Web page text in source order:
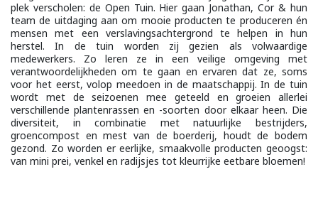
plek verscholen: de Open Tuin. Hier gaan Jonathan, Cor & hun
team de uitdaging aan om mooie producten te produceren én
mensen met een verslavingsachtergrond te helpen in hun
herstel. In de tuin worden zij gezien als volwaardige
medewerkers. Zo leren ze in een veilige omgeving met
verantwoordelijkheden om te gaan en ervaren dat ze, soms
voor het eerst, volop meedoen in de maatschappij. In de tuin
wordt met de seizoenen mee geteeld en groeien allerlei
verschillende plantenrassen en -soorten door elkaar heen. Die
diversiteit, in combinatie met natuurlijke bestrijders,
groencompost en mest van de boerderij, houdt de bodem
gezond. Zo worden er eerlijke, smaakvolle producten geoogst:
van mini prei, venkel en radijsjes tot kleurrijke eetbare bloemen!